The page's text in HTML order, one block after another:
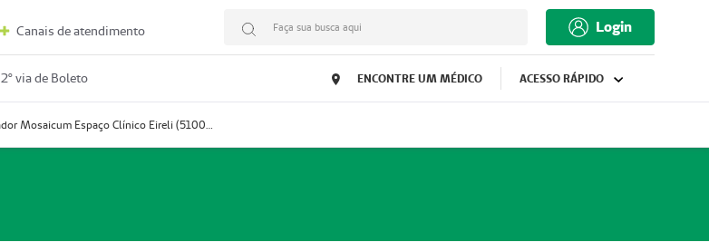
Canais de atendimento Faça sua busca aqui Login
2º via de Boleto ENCONTRE UM MÉDICO ACESSO RÁPIDO
Prestador Mosaicum Espaço Clínico Eireli (51004355-5)